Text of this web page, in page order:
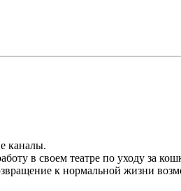
каналы.
в своем театре по уходу за
к нормальной жизни